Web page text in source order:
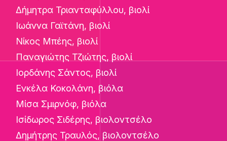
Δήμητρα Τριανταφύλλου, βιολί
Ιωάννα Γαϊτάνη, βιολί
Νίκος Μπέης, βιολί
Παναγιώτης Τζιώτης, βιολί
Ιορδάνης Σάντος, βιολί
Ενκέλα Κοκολάνη, βιόλα
Μίσα Σμιρνόφ, βιόλα
Ισίδωρος Σιδέρης, βιολοντσέλο
Δημήτρης Τραυλός, βιολοντσέλο